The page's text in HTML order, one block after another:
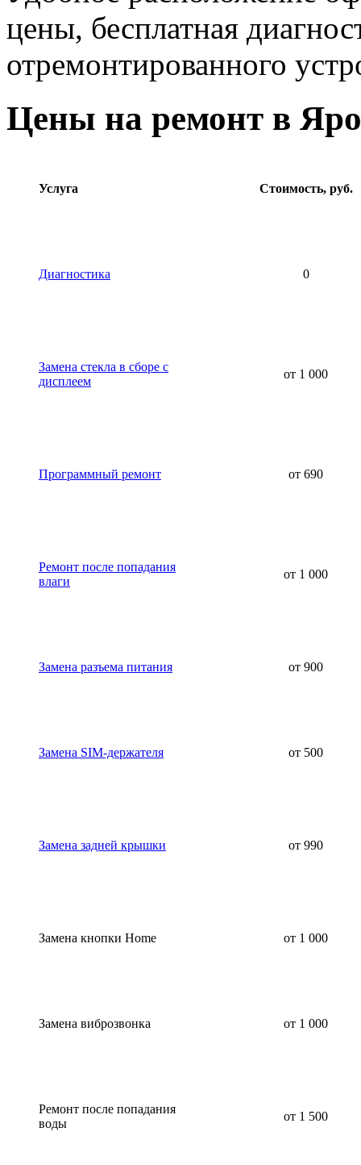
цены, бесплатная
отремонтированного
Цены на ремонт в
Услуга Стоимость, руб.
Диагностика 0
Замена стекла в сборе с
дисплеем
от 1 000
Программный ремонт от 690
Ремонт после попадания
влаги
от 1 000
Замена разъема питания от 900
Замена SIM-держателя от 500
Замена задней крышки от 990
Замена кнопки Home от 1 000
Замена виброзвонка от 1 000
Ремонт после попадания
воды
от 1 500